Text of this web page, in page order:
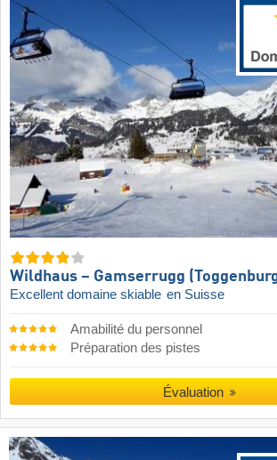
Wildhaus – Gamserrugg
Excellent domaine skiable en Suisse
Amabilité du personnel
Préparation des pistes
Évaluation